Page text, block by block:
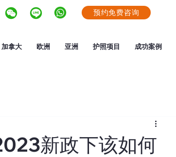
预约免费咨询
加拿大 欧洲 亚洲 护照项目 成功案例
新政下该如何